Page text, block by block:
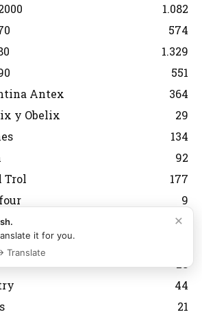
1.082
574
1.329
551
Antex
364
y Obelix
29
134
92
Trol
177
9
599
28
44
21
×
it for you.
Translate